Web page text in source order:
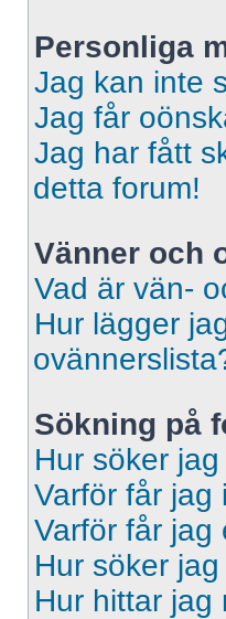
Personliga
Jag kan inte
Jag får
Jag har fått
detta forum!
Vänner och
Vad är vän-
Hur lägger
Sökning på
Hur söker
Varför får jag
Varför får jag
Hur söker
Hur hittar jag